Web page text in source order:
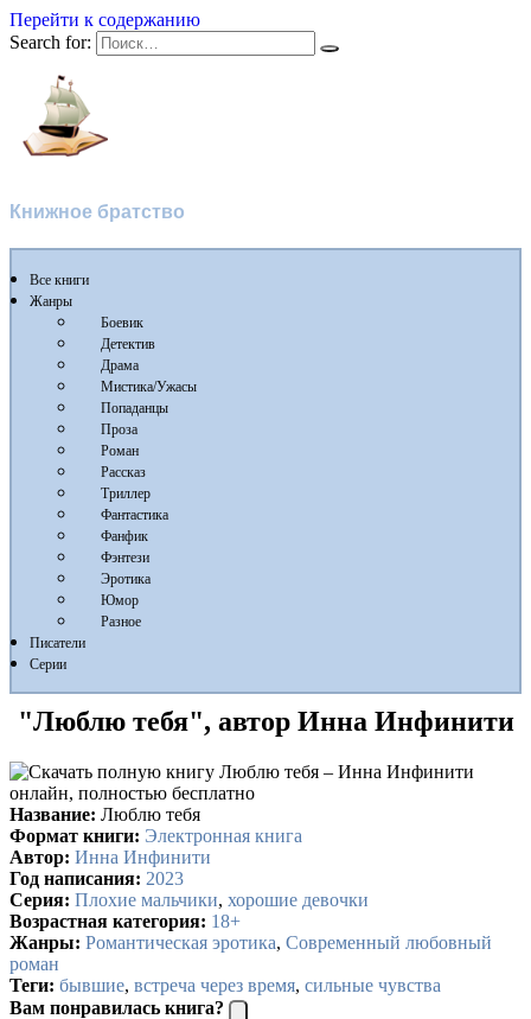
Перейти к содержанию
Search for:
Книжное братство
Все книги
Жанры
Боевик
Детектив
Драма
Мистика/Ужасы
Попаданцы
Проза
Роман
Рассказ
Триллер
Фантастика
Фанфик
Фэнтези
Эротика
Юмор
Разное
Писатели
Серии
"Люблю тебя", автор Инна Инфинити
Название: Люблю тебя
Формат книги: Электронная книга
Автор: Инна Инфинити
Год написания: 2023
Серия: Плохие мальчики, хорошие девочки
Возрастная категория: 18+
Жанры: Романтическая эротика, Современный любовный
роман
Теги: бывшие, встреча через время, сильные чувства
Вам понравилась книга?